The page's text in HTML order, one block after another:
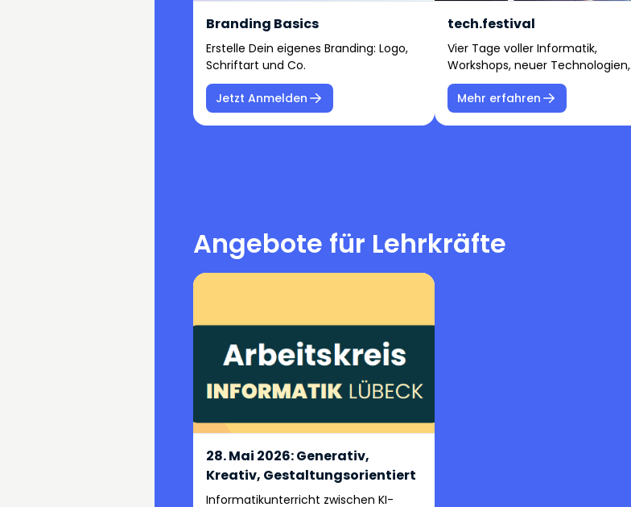
Branding Basics
Erstelle Dein eigenes Branding: Logo,
Schriftart und Co.
Jetzt Anmelden
tech.festival
Vier Tage voller Informatik,
Workshops, neuer Technologien,
kreativer Impulse, Einblicke in den
Universitätsalltag, Austausch mit
netten Leuten...
Mehr erfahren
Angebote für Lehrkräfte
28. Mai 2026: Generativ,
Kreativ, Gestaltungsorientiert
Informatikunterricht zwischen KI-